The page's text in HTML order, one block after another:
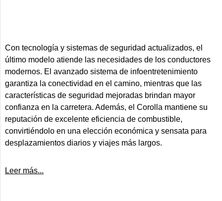
Con tecnología y sistemas de seguridad actualizados, el
último modelo atiende las necesidades de los conductores
modernos. El avanzado sistema de infoentretenimiento
garantiza la conectividad en el camino, mientras que las
características de seguridad mejoradas brindan mayor
confianza en la carretera. Además, el Corolla mantiene su
reputación de excelente eficiencia de combustible,
convirtiéndolo en una elección económica y sensata para
desplazamientos diarios y viajes más largos.
Leer más...